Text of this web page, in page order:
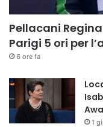
Pellacani
Parigi 5 ori per
6 ore fa
1